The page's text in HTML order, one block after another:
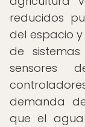
reducidos
del espacio
de
sensores
demanda
que el